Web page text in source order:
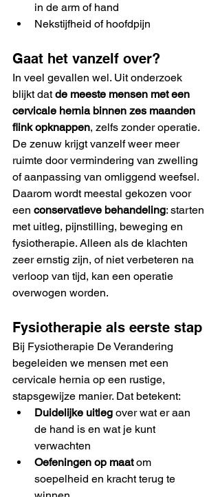
in de arm of hand
Nekstijfheid of hoofdpijn
Gaat het vanzelf over?
In veel gevallen wel. Uit onderzoek
blijkt dat de meeste mensen met een
cervicale hernia binnen zes maanden
flink opknappen, zelfs zonder operatie.
De zenuw krijgt vanzelf weer meer
ruimte door vermindering van zwelling
of aanpassing van omliggend weefsel.
Daarom wordt meestal gekozen voor
een conservatieve behandeling: starten
met uitleg, pijnstilling, beweging en
fysiotherapie. Alleen als de klachten
zeer ernstig zijn, of niet verbeteren na
verloop van tijd, kan een operatie
overwogen worden.
Fysiotherapie als eerste stap
Bij Fysiotherapie De Verandering
begeleiden we mensen met een
cervicale hernia op een rustige,
stapsgewijze manier. Dat betekent:
Duidelijke uitleg over wat er aan
de hand is en wat je kunt
verwachten
Oefeningen op maat om
soepelheid en kracht terug te